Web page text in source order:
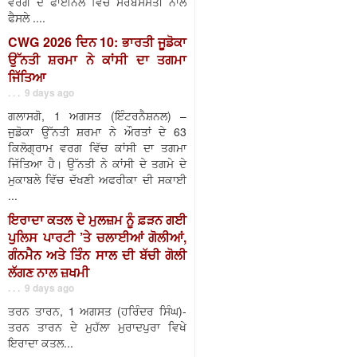
ਫੈਸਲੇ ....
CWG 2026 ਦਿਨ 10: ਭਾਰਤੀ ਜੂਡੋਕਾ
ਉੱਨਤੀ ਸ਼ਰਮਾ ਨੇ ਕਾਂਸੀ ਦਾ ਤਗਮਾ
ਜਿੱਤਿਆ
. . . 9 days ago
ਗਲਾਸਗੋ, 1 ਅਗਸਤ (ਇੰਟਰਨੈਸ਼ਨਲ) –
ਜੁਡੋਕਾ ਉੱਨਤੀ ਸ਼ਰਮਾ ਨੇ ਔਰਤਾਂ ਦੇ 63
ਕਿਲੋਗ੍ਰਾਮ ਵਰਗ ਵਿੱਚ ਕਾਂਸੀ ਦਾ ਤਗਮਾ
ਜਿੱਤਿਆ ਹੈ। ਉੱਨਤੀ ਨੇ ਕਾਂਸੀ ਦੇ ਤਗਮੇ ਦੇ
ਮੁਕਾਬਲੇ ਵਿੱਚ ਦੱਖਣੀ ਅਫਰੀਕਾ ਦੀ ਸਕਾਈ
...
ਇਰਾਦਾ ਕਤਲ ਦੇ ਮੁਲਜ਼ਮ ਨੂੰ ਫ਼ੜਨ ਗਈ
ਪੁਲਿਸ ਪਾਰਟੀ ’ਤੇ ਚਲਾਈਆਂ ਗੋਲੀਆਂ,
ਗੰਨਮੈਨ ਅਤੇ ਤਿੰਨ ਸਾਲ ਦੀ ਬੱਚੀ ਗੋਲੀ
ਲੱਗਣ ਨਾਲ ਜ਼ਖਮੀ
. . . 9 days ago
ਤਰਨ ਤਾਰਨ, 1 ਅਗਸਤ (ਹਰਿੰਦਰ ਸਿੰਘ)-
ਤਰਨ ਤਾਰਨ ਦੇ ਮੁਹੱਲਾ ਮੁਰਾਦਪੁਰਾ ਵਿਖੇ
ਇਰਾਦਾ ਕਤਲ...